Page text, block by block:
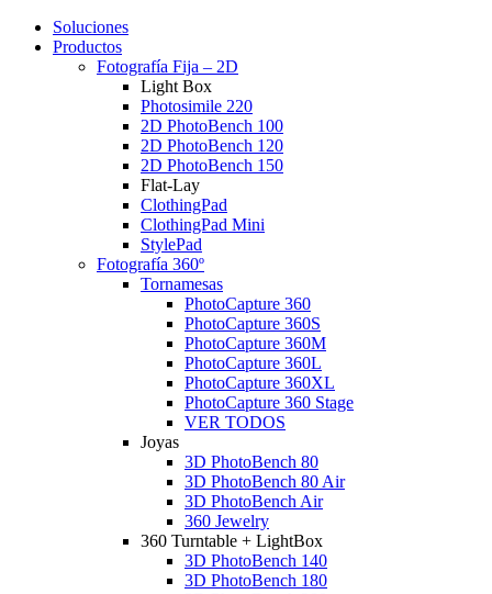
Soluciones
Productos
Fotografía Fija – 2D
Light Box
Photosimile 220
2D PhotoBench 100
2D PhotoBench 120
2D PhotoBench 150
Flat-Lay
ClothingPad
ClothingPad Mini
StylePad
Fotografía 360º
Tornamesas
PhotoCapture 360
PhotoCapture 360S
PhotoCapture 360M
PhotoCapture 360L
PhotoCapture 360XL
PhotoCapture 360 Stage
VER TODOS
Joyas
3D PhotoBench 80
3D PhotoBench 80 Air
3D PhotoBench Air
360 Jewelry
360 Turntable + LightBox
3D PhotoBench 140
3D PhotoBench 180